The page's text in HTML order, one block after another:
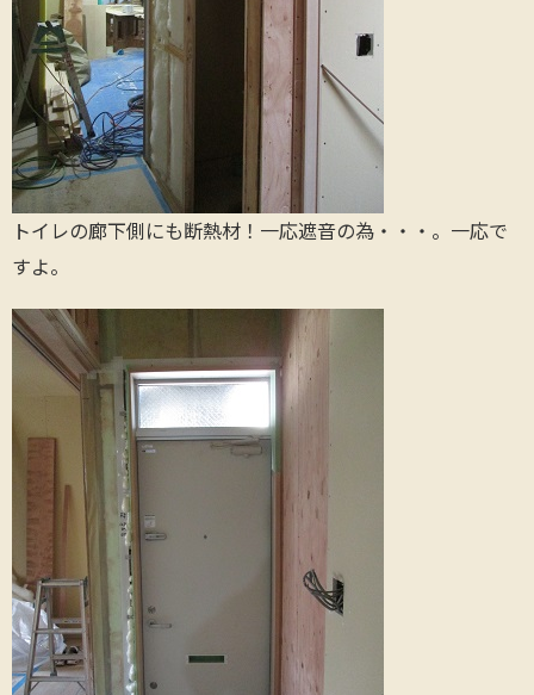
トイレの廊下側にも断熱材！一応遮音の為・・・。一応で
すよ。